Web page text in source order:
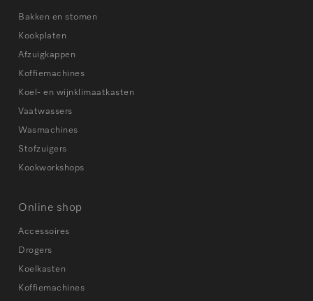
Bakken en stomen
Kookplaten
Afzuigkappen
Koffiemachines
Koel- en wijnklimaatkasten
Vaatwassers
Wasmachines
Stofzuigers
Kookworkshops
Online shop
Accessoires
Drogers
Koelkasten
Koffiemachines